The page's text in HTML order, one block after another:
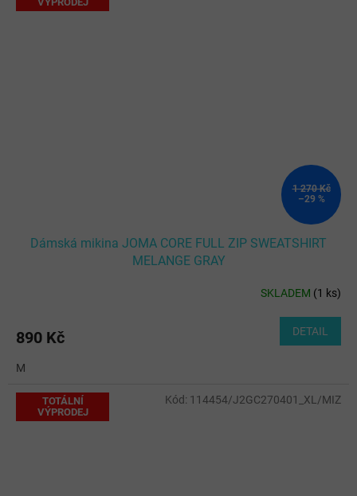
1 270 Kč
–29 %
Dámská mikina JOMA CORE FULL ZIP SWEATSHIRT
MELANGE GRAY
SKLADEM (1 ks)
890 Kč DETAIL
M
TOTÁLNÍ
VÝPRODEJ
Kód: 114454/J2GC270401_XL/MIZ